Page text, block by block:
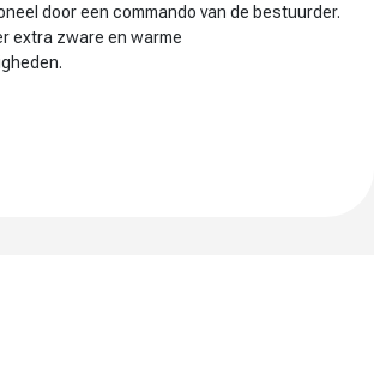
door een commando van de bestuurder.
extra zware en warme